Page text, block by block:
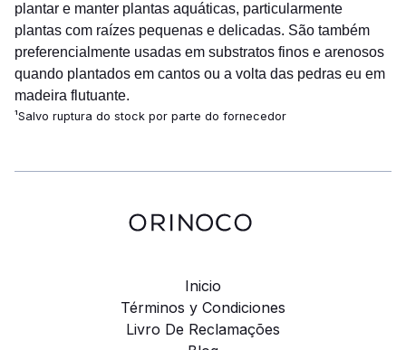
plantar e manter plantas aquáticas, particularmente
plantas com raízes pequenas e delicadas. São também
preferencialmente usadas em substratos finos e arenosos
quando plantados em cantos ou a volta das pedras eu em
madeira flutuante.
¹Salvo ruptura do stock por parte do fornecedor
Inicio
Términos y Condiciones
Livro De Reclamações